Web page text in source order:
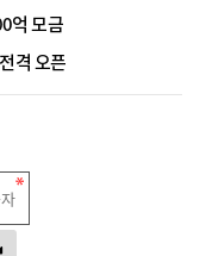
억 모금
격 오픈